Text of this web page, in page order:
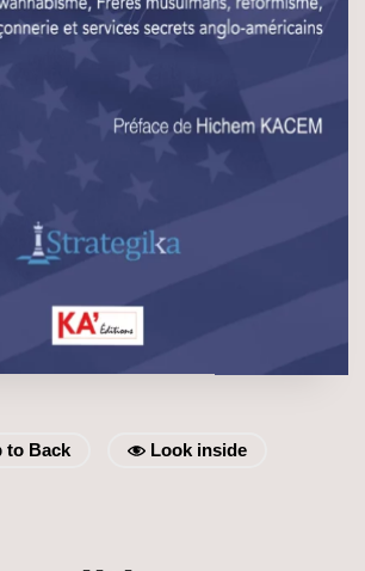
to Back Look inside